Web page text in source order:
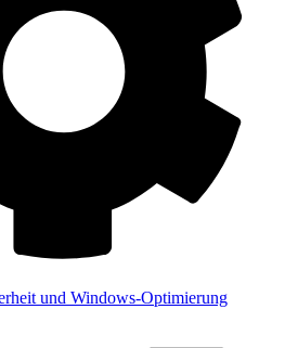
und Windows-Optimierung